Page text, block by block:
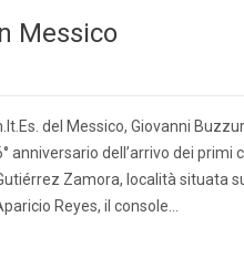
Messico
del Messico, Giovanni
dell’arrivo dei primi
Zamora, località situata
Reyes, il console…